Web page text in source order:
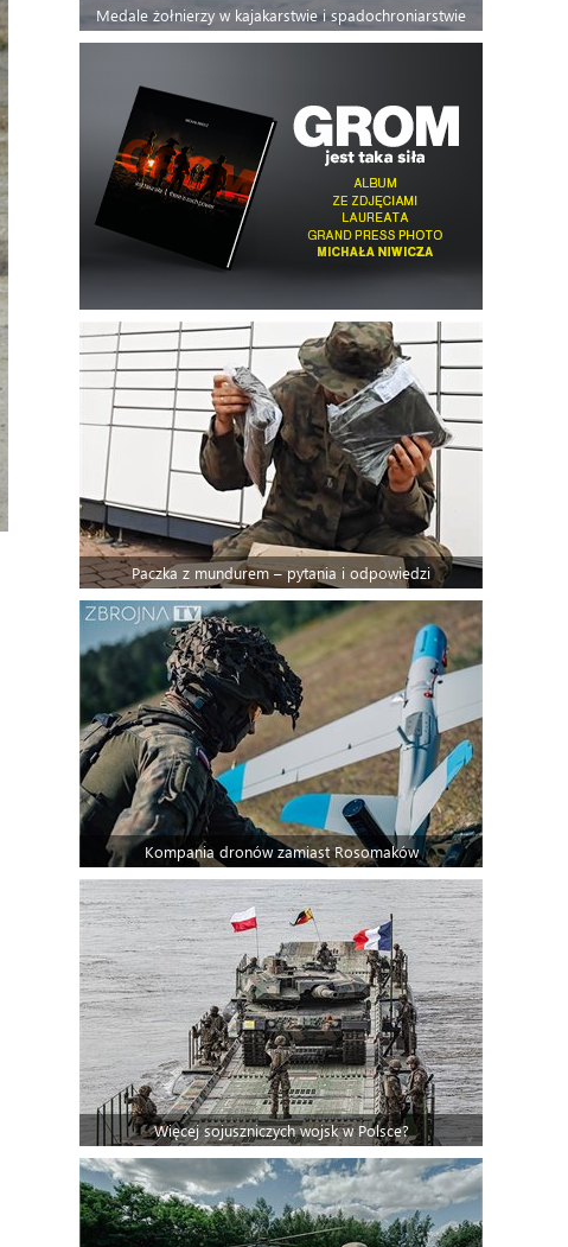
Medale żołnierzy w kajakarstwie i spadochroniarstwie
Paczka z mundurem – pytania i odpowiedzi
Kompania dronów zamiast Rosomaków
Więcej sojuszniczych wojsk w Polsce?